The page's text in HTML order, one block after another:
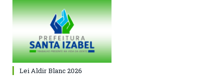
Lei Aldir Blanc 2026